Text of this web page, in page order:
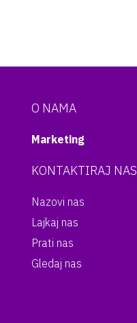
O NAMA
Marketing
KONTAKTIRAJ NAS
Nazovi nas
Lajkaj nas
Prati nas
Gledaj nas